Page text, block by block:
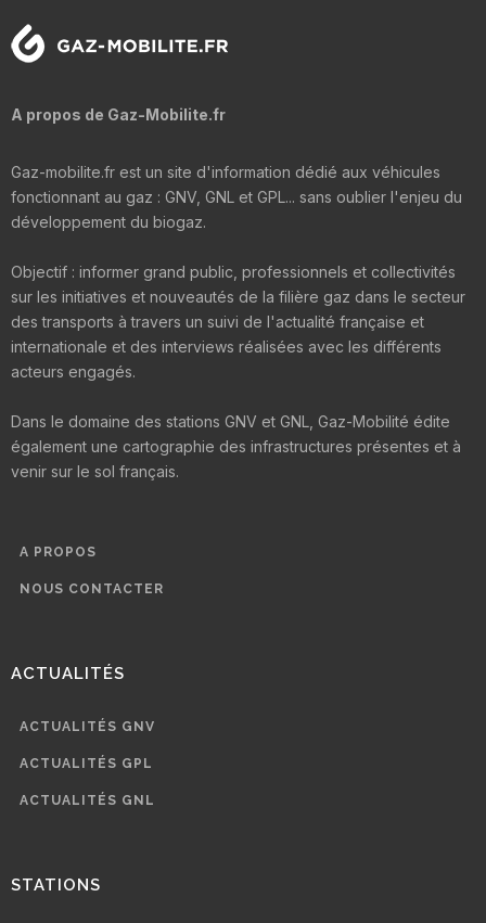
A propos de Gaz-Mobilite.fr
Gaz-mobilite.fr est un site d'information dédié aux véhicules
fonctionnant au gaz : GNV, GNL et GPL... sans oublier l'enjeu du
développement du biogaz.
Objectif : informer grand public, professionnels et collectivités
sur les initiatives et nouveautés de la filière gaz dans le secteur
des transports à travers un suivi de l'actualité française et
internationale et des interviews réalisées avec les différents
acteurs engagés.
Dans le domaine des stations GNV et GNL, Gaz-Mobilité édite
également une cartographie des infrastructures présentes et à
venir sur le sol français.
A PROPOS
NOUS CONTACTER
ACTUALITÉS
ACTUALITÉS GNV
ACTUALITÉS GPL
ACTUALITÉS GNL
STATIONS